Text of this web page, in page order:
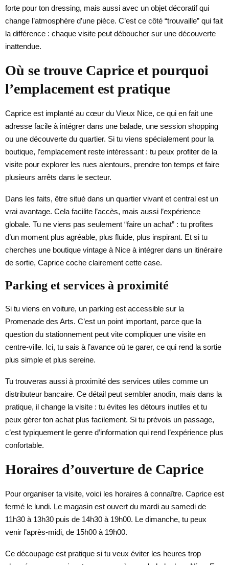
forte pour ton dressing, mais aussi avec un objet décoratif qui
change l’atmosphère d’une pièce. C’est ce côté “trouvaille” qui fait
la différence : chaque visite peut déboucher sur une découverte
inattendue.
Où se trouve Caprice et pourquoi
l’emplacement est pratique
Caprice est implanté au cœur du Vieux Nice, ce qui en fait une
adresse facile à intégrer dans une balade, une session shopping
ou une découverte du quartier. Si tu viens spécialement pour la
boutique, l’emplacement reste intéressant : tu peux profiter de la
visite pour explorer les rues alentours, prendre ton temps et faire
plusieurs arrêts dans le secteur.
Dans les faits, être situé dans un quartier vivant et central est un
vrai avantage. Cela facilite l’accès, mais aussi l’expérience
globale. Tu ne viens pas seulement “faire un achat” : tu profites
d’un moment plus agréable, plus fluide, plus inspirant. Et si tu
cherches une boutique vintage à Nice à intégrer dans un itinéraire
de sortie, Caprice coche clairement cette case.
Parking et services à proximité
Si tu viens en voiture, un parking est accessible sur la
Promenade des Arts. C’est un point important, parce que la
question du stationnement peut vite compliquer une visite en
centre-ville. Ici, tu sais à l’avance où te garer, ce qui rend la sortie
plus simple et plus sereine.
Tu trouveras aussi à proximité des services utiles comme un
distributeur bancaire. Ce détail peut sembler anodin, mais dans la
pratique, il change la visite : tu évites les détours inutiles et tu
peux gérer ton achat plus facilement. Si tu prévois un passage,
c’est typiquement le genre d’information qui rend l’expérience plus
confortable.
Horaires d’ouverture de Caprice
Pour organiser ta visite, voici les horaires à connaître. Caprice est
fermé le lundi. Le magasin est ouvert du mardi au samedi de
11h30 à 13h30 puis de 14h30 à 19h00. Le dimanche, tu peux
venir l’après-midi, de 15h00 à 19h00.
Ce découpage est pratique si tu veux éviter les heures trop